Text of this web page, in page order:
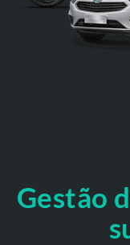
Gestão